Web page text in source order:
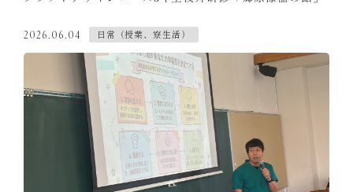
2026.06.04 日常（授業、寮生活）